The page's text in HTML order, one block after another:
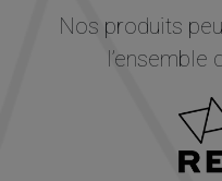
Nos produits
l’ensemble